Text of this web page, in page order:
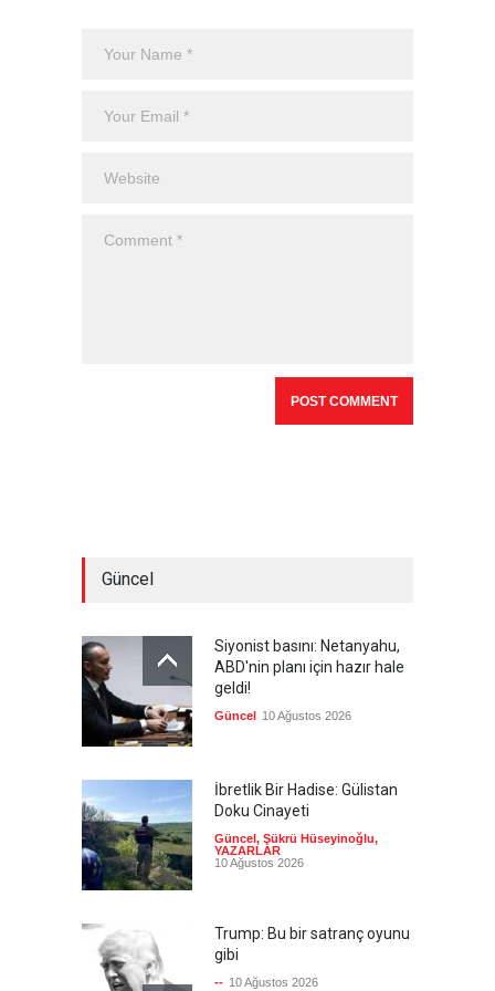
Güncel
Siyonist basını: Netanyahu,
ABD'nin planı için hazır hale
geldi!
Güncel 10 Ağustos 2026
İbretlik Bir Hadise: Gülistan
Doku Cinayeti
Güncel , Şükrü Hüseyinoğlu,
YAZARLAR
10 Ağustos 2026
Trump: Bu bir satranç oyunu
gibi
-- 10 Ağustos 2026